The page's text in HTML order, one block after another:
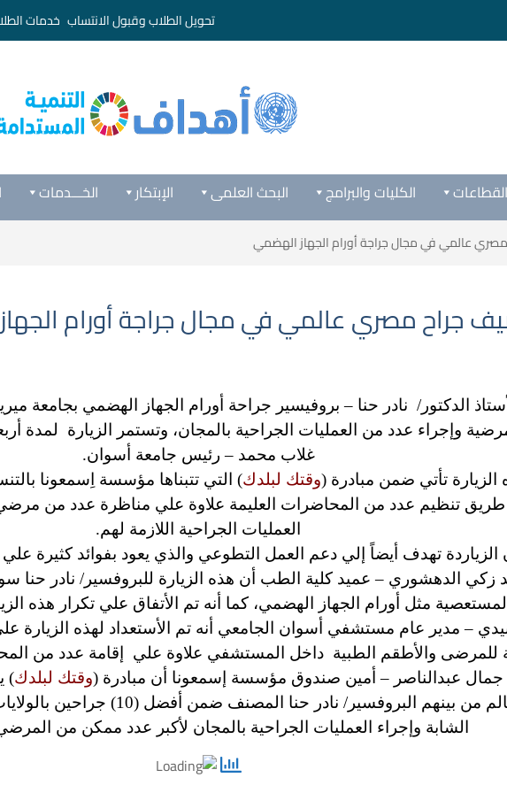
تحويل الطلاب وقبول الانتساب خدمات
الخـــدمات الإبتكار البحث العلمى الكليات والبرامج القطاعات
عالمي في مجال جراجة أورام الجهاز الهضمي
جراح مصري عالمي في مجال جراجة أورام
الدكتور/ نادر حنا – بروفيسير جراحة أورام الجهاز الهضمي بجامعة
وإجراء عدد من العمليات الجراحية بالمجان، وتستمر الزيارة لمدة
غلاب محمد – رئيس جامعة أسوان.
تأتي ضمن مبادرة (وقتك لبلدك) التي تتبناها مؤسسة اِسمعونا
طريق تنظيم عدد من المحاضرات العليمة علاوة علي مناظرة عدد من
العمليات الجراحية اللازمة لهم.
الزياردة تهدف أيضاً إلي دعم العمل التطوعي والذي يعود بفوائد كثيرة
زكي الدهشوري – عميد كلية الطب أن هذه الزيارة للبروفسير/ نادر
مثل أورام الجهاز الهضمي، كما أنه تم الأتفاق علي تكرار هذه
– مدير عام مستشفي أسوان الجامعي أنه تم الأستعداد لهذه الزيارة
للمرضى والأطقم الطبية داخل المستشفي علاوة علي إقامة عدد من
عبدالناصر – أمين صندوق مؤسسة إسمعونا أن مبادرة (وقتك لبلدك)
البارزين في مختلف دول العالم من
الشابة وإجراء العمليات الجراحية بالمجان لأكبر عدد ممكن من